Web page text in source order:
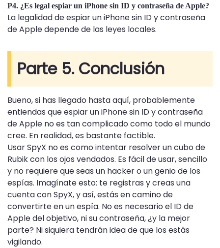
P4. ¿Es legal espiar un iPhone sin ID y contraseña de Apple?
La legalidad de espiar un iPhone sin ID y contraseña
de Apple depende de las leyes locales.
Parte 5. Conclusión
Bueno, si has llegado hasta aquí, probablemente
entiendas que espiar un iPhone sin ID y contraseña
de Apple no es tan complicado como todo el mundo
cree. En realidad, es bastante factible.
Usar SpyX no es como intentar resolver un cubo de
Rubik con los ojos vendados. Es fácil de usar, sencillo
y no requiere que seas un hacker o un genio de los
espías. Imagínate esto: te registras y creas una
cuenta con SpyX, y así, estás en camino de
convertirte en un espía. No es necesario el ID de
Apple del objetivo, ni su contraseña, ¿y la mejor
parte? Ni siquiera tendrán idea de que los estás
vigilando.